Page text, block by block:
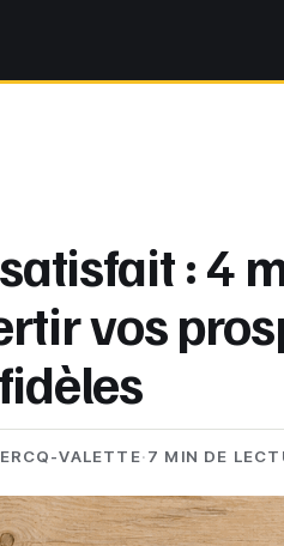
: 4
vos
VALETTE·7 MIN DE